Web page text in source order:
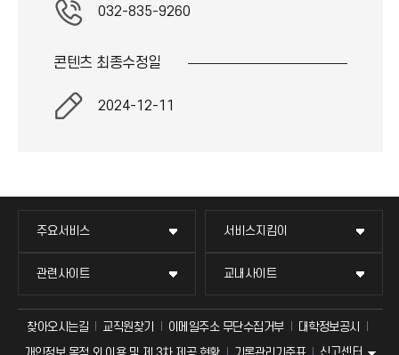
032-835-9260
콘텐츠 최종수정일
2024-12-11
주요서비스 서비스지킴이
관련사이트 교내사이트
찾아오시는길 교직원찾기 이메일주소 무단수집거부
대학정보공시
신고센터